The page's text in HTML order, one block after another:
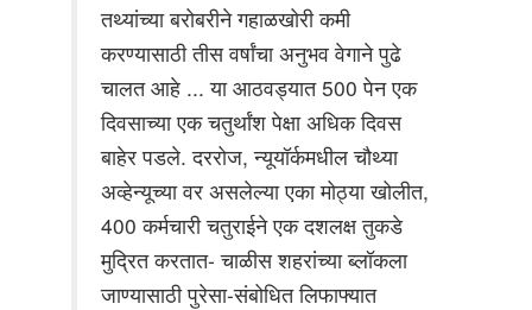
तथ्यांच्या बरोबरीने गहाळखोरी कमी
करण्यासाठी तीस वर्षांचा अनुभव वेगाने पुढे
चालत आहे ... या आठवड्यात 500 पेन एक
दिवसाच्या एक चतुर्थांश पेक्षा अधिक दिवस
बाहेर पडले. दररोज, न्यूयॉर्कमधील चौथ्या
अव्हेन्यूच्या वर असलेल्या एका मोठ्या खोलीत,
400 कर्मचारी चतुराईने एक दशलक्ष तुकडे
मुद्रित करतात- चाळीस शहरांच्या ब्लॉकला
जाण्यासाठी पुरेसा-संबोधित लिफाफ्यात